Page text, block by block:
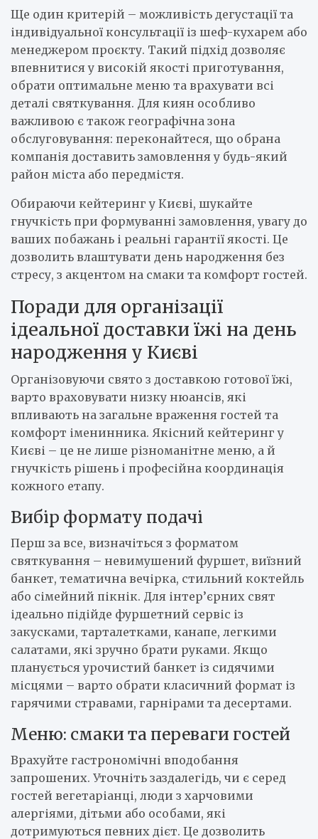
Ще один критерій – можливість дегустації та
індивідуальної консультації із шеф-кухарем або
менеджером проєкту. Такий підхід дозволяє
впевнитися у високій якості приготування,
обрати оптимальне меню та врахувати всі
деталі святкування. Для киян особливо
важливою є також географічна зона
обслуговування: переконайтеся, що обрана
компанія доставить замовлення у будь-який
район міста або передмістя.
Обираючи кейтеринг у Києві, шукайте
гнучкість при формуванні замовлення, увагу до
ваших побажань і реальні гарантії якості. Це
дозволить влаштувати день народження без
стресу, з акцентом на смаки та комфорт гостей.
Поради для організації
ідеальної доставки їжі на день
народження у Києві
Організовуючи свято з доставкою готової їжі,
варто враховувати низку нюансів, які
впливають на загальне враження гостей та
комфорт іменинника. Якісний кейтеринг у
Києві – це не лише різноманітне меню, а й
гнучкість рішень і професійна координація
кожного етапу.
Вибір формату подачі
Перш за все, визначіться з форматом
святкування – невимушений фуршет, виїзний
банкет, тематична вечірка, стильний коктейль
або сімейний пікнік. Для інтер’єрних свят
ідеально підійде фуршетний сервіс із
закусками, тарталетками, канапе, легкими
салатами, які зручно брати руками. Якщо
планується урочистий банкет із сидячими
місцями – варто обрати класичний формат із
гарячими стравами, гарнірами та десертами.
Меню: смаки та переваги гостей
Врахуйте гастрономічні вподобання
запрошених. Уточніть заздалегідь, чи є серед
гостей вегетаріанці, люди з харчовими
алергіями, дітьми або особами, які
дотримуються певних дієт. Це дозволить